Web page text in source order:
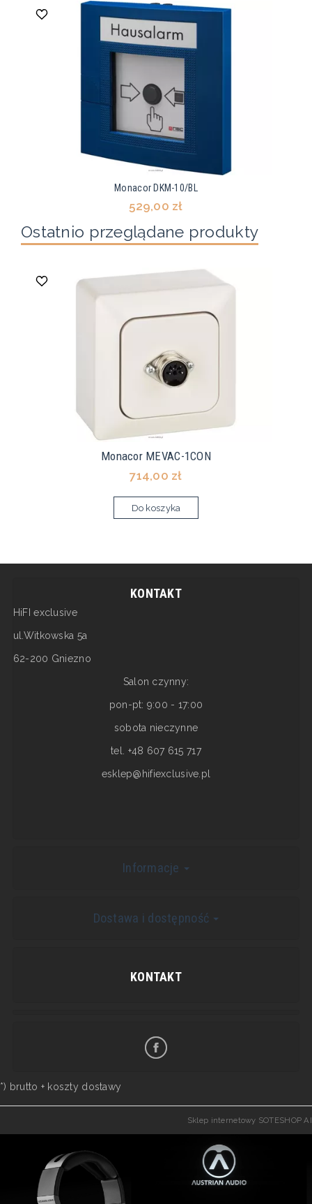
Monacor DKM-10/BL
529,00 zł
Ostatnio przeglądane produkty
Monacor MEVAC-1CON
714,00 zł
Do koszyka
KONTAKT
HiFI exclusive
ul.Witkowska 5a
62-200 Gniezno
Salon czynny:
pon-pt: 9:00 - 17:00
sobota nieczynne
tel. +48 607 615 717
esklep@hifiexclusive.pl
Informacje
Dostawa i dostępność
KONTAKT
*) brutto + koszty dostawy
Sklep internetowy SOTESHOP AI